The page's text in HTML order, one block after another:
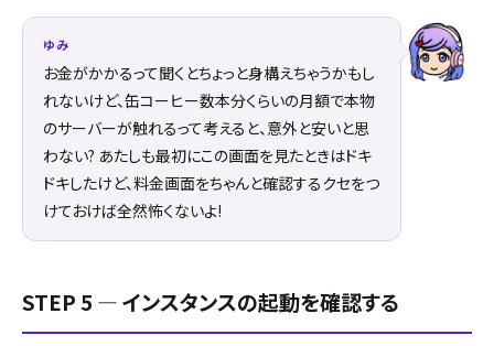
ゆみ
お金がかかるって聞くとちょっと身構えちゃうかもし
れないけど、缶コーヒー数本分くらいの月額で本物
のサーバーが触れるって考えると、意外と安いと思
わない? あたしも最初にこの画面を見たときはドキ
ドキしたけど、料金画面をちゃんと確認するクセをつ
けておけば全然怖くないよ!
STEP 5 ― インスタンスの起動を確認する